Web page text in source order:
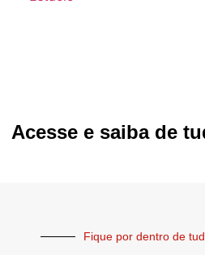
Acesse e saiba de
Fique por dentro de